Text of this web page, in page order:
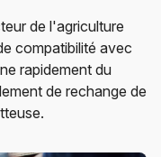
de l'agriculture
compatibilité avec
rapidement du
de rechange de